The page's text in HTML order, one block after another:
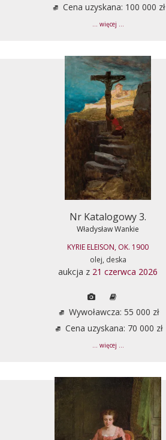
Cena uzyskana: 100 000 zł
... więcej ...
Nr Katalogowy 3.
Władysław Wankie
KYRIE ELEISON, OK. 1900
olej, deska
aukcja z 21 czerwca 2026
Wywoławcza: 55 000 zł
Cena uzyskana: 70 000 zł
... więcej ...